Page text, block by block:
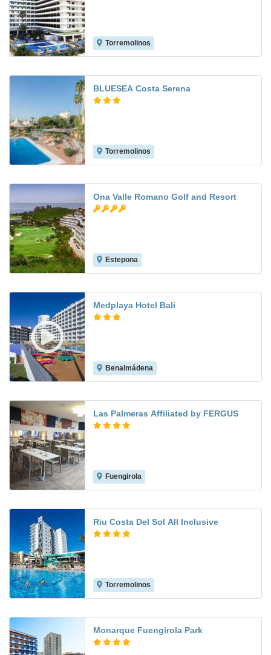
Torremolinos
BLUESEA Costa Serena
Torremolinos
Ona Valle Romano Golf and Resort
Estepona
Medplaya Hotel Bali
Benalmádena
Las Palmeras Affiliated by FERGUS
Fuengirola
Riu Costa Del Sol All Inclusive
Torremolinos
Monarque Fuengirola Park